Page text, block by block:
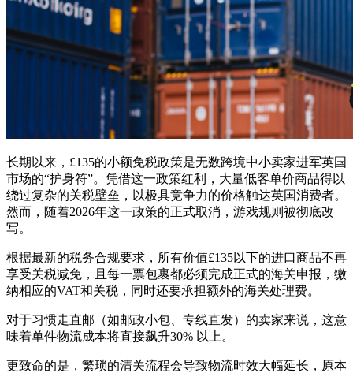
长期以来，£135的小额免税政策是无数跨境中小卖家进军英国
市场的“护身符”。凭借这一政策红利，大量低客单价商品得以
绕过复杂的关税壁垒，以极具竞争力的价格触达英国消费者。
然而，随着2026年这一政策的正式取消，游戏规则被彻底改
写。
根据最新的税务合规要求，所有价值£135以下的进口商品不再
享受关税减免，且每一票包裹都必须完成正式的海关申报，缴
纳相应的VAT和关税，同时还要承担额外的海关处理费。
对于习惯走直邮（如邮政小包、专线直发）的卖家来说，这意
味着单件物流成本将直接飙升30% 以上。
更致命的是，繁琐的清关流程会导致物流时效大幅延长，原本